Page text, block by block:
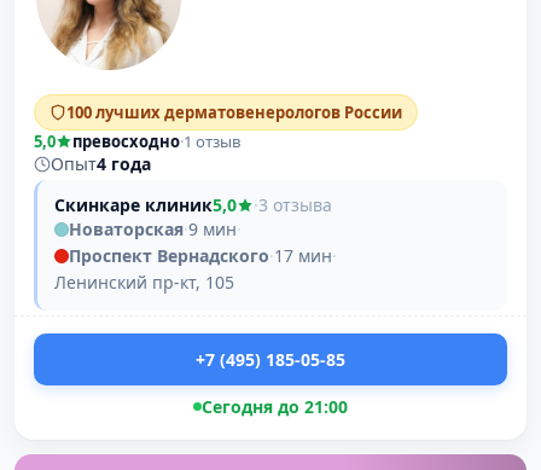
100 лучших дерматовенерологов России
5,0
превосходно·1 отзыв
Опыт4 года
Скинкаре клиник5,0 ·3 отзыва
Новаторская·9 мин·
Проспект Вернадского·17 мин·
Ленинский пр-кт, 105
+7 (495) 185-05-85
Сегодня до 21:00